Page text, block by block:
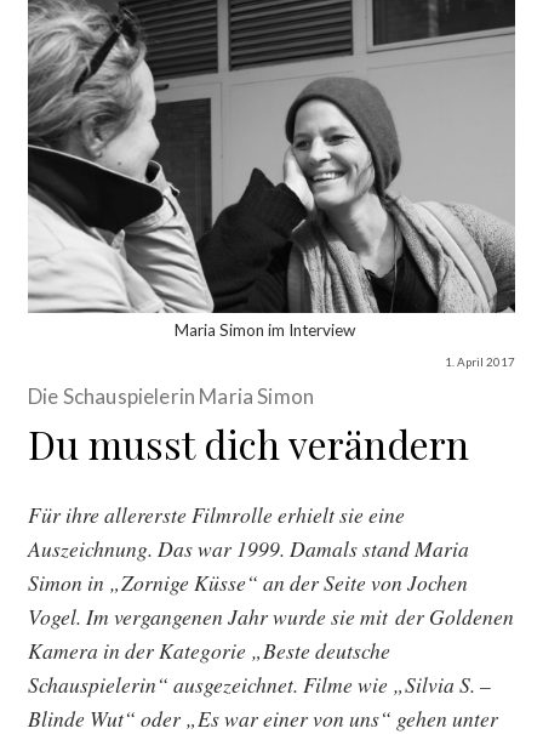
Maria Simon im Interview
1. April 2017
Die Schauspielerin Maria Simon
Du musst dich verändern
Für ihre allererste Filmrolle erhielt sie eine
Auszeichnung. Das war 1999. Damals stand Maria
Simon in „Zornige Küsse“ an der Seite von Jochen
Vogel. Im vergangenen Jahr wurde sie mit der Goldenen
Kamera in der Kategorie „Beste deutsche
Schauspielerin“ ausgezeichnet. Filme wie „Silvia S. –
Blinde Wut“ oder „Es war einer von uns“ gehen unter